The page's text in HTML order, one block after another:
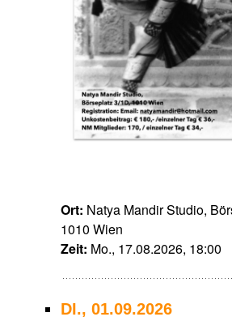
Ort: Natya Mandir Studio,
1010 Wien
Zeit: Mo., 17.08.2026, 18:00
DI., 01.09.2026